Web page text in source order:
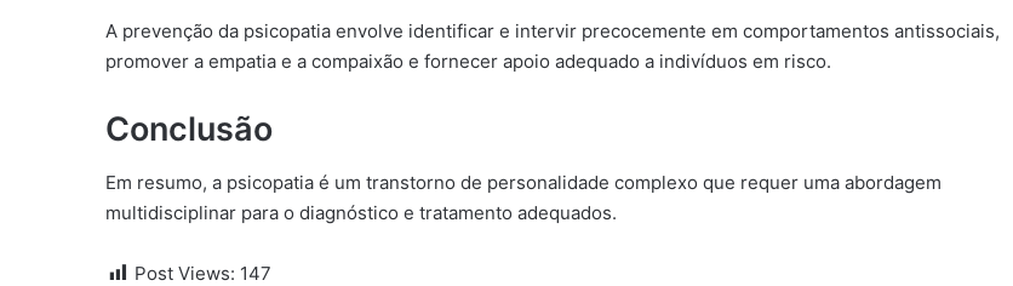
A prevenção da psicopatia envolve identificar e intervir precocemente em comportamentos antissociais,
promover a empatia e a compaixão e fornecer apoio adequado a indivíduos em risco.
Conclusão
Em resumo, a psicopatia é um transtorno de personalidade complexo que requer uma abordagem
multidisciplinar para o diagnóstico e tratamento adequados.
Post Views: 147